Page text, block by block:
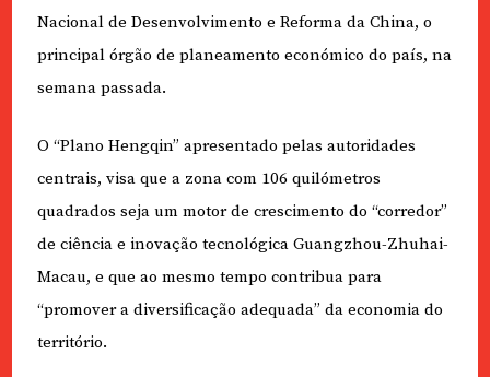
Nacional de Desenvolvimento e Reforma da China, o
principal órgão de planeamento económico do país, na
semana passada.
O “Plano Hengqin” apresentado pelas autoridades
centrais, visa que a zona com 106 quilómetros
quadrados seja um motor de crescimento do “corredor”
de ciência e inovação tecnológica Guangzhou-Zhuhai-
Macau, e que ao mesmo tempo contribua para
“promover a diversificação adequada” da economia do
território.